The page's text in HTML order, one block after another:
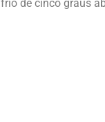
de cinco graus